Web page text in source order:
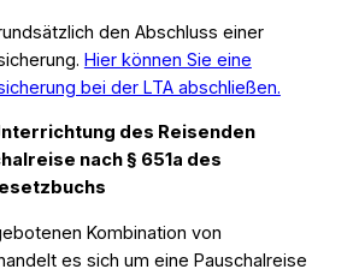
den Abschluss einer
Hier können Sie eine
bei der LTA abschließen.
des Reisenden
nach § 651a des
Kombination von
es sich um eine Pauschalreise